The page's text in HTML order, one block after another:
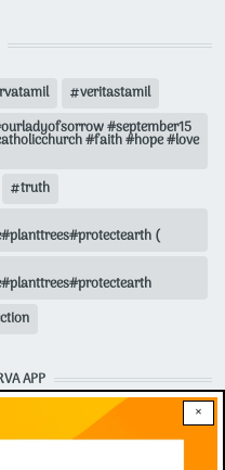
×
rvatamil
veritastamil
#september15
#faith #hope #love
truth
(
APP